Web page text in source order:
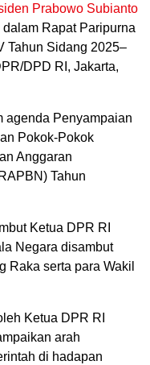
Prabowo Subianto
Rapat Paripurna
Tahun Sidang 2025–
DPD RI, Jakarta,
agenda Penyampaian
Pokok-Pokok
Anggaran
Tahun
Ketua DPR RI
Negara disambut
Raka serta para Wakil
Ketua DPR RI
arah
di hadapan